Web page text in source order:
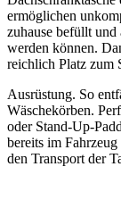
ermöglichen
zuhause befüllt und
werden können.
reichlich Platz zum
Ausrüstung. So
Wäschekörben.
oder Stand-Up-
bereits im
den Transport der